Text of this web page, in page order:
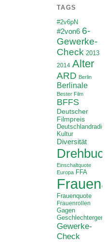
TAGS
#2v6pN
#2von6 6-
Gewerke-
Check 2013
2014 Alter
ARD Berlin
Berlinale
Bester Film
BFFS
Deutscher
Filmpreis
Deutschlandradio
Kultur
Diversität
Drehbuch
Einschaltquote
Europa FFA
Frauenquote
Frauenrollen
Gagen
Gewerke-
Check